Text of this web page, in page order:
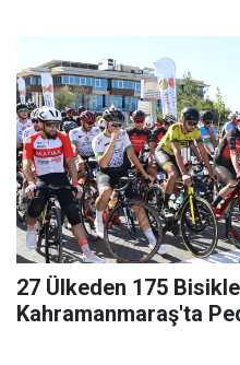
27 Ülkeden 175
Kahramanmaraş'ta